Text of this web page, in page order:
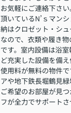
お気軽にご連絡下さ
頂いているN’ｓマン
納はクロゼット・シ
なので、衣類や履き
です。室内設備は浴
ど充実した設備を備
使用料が無料の物件
アや地下鉄長堀鶴見
ご希望のお部屋が見
フが全力でサポート